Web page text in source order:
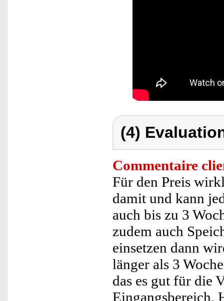
(4)
Commentaire
Für den Preis
damit und kann
auch bis zu 3
zudem auch
einsetzen dann
länger als 3
das es gut für die
Eingangsbereich,